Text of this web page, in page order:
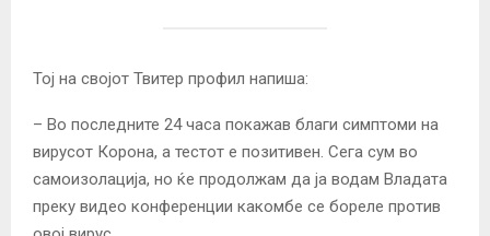
Тој на својот Твитер профил напиша:
– Во последните 24 часа покажав благи симптоми на
вирусот Корона, а тестот е позитивен. Сега сум во
самоизолација, но ќе продолжам да ја водам Владата
преку видео конференции какомбе се бореле против